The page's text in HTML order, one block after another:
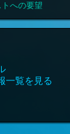
への要望
一覧を見る